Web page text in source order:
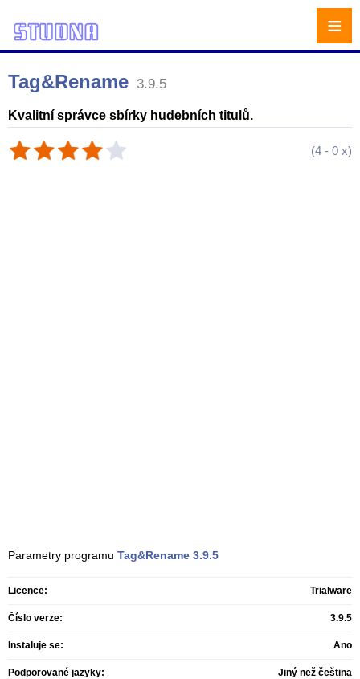
Tag&Rename 3.9.5
Kvalitní správce sbírky hudebních titulů.
(4 - 0 x)
Parametry programu Tag&Rename 3.9.5
Licence: Trialware
Číslo verze: 3.9.5
Instaluje se: Ano
Podporované jazyky: Jiný než čeština
≡